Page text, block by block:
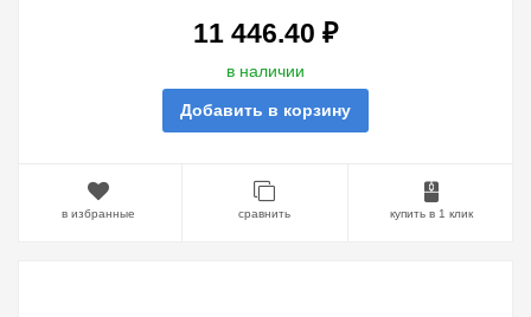
11 446.40 ₽
в наличии
Добавить в корзину
в избранные сравнить купить в 1 клик